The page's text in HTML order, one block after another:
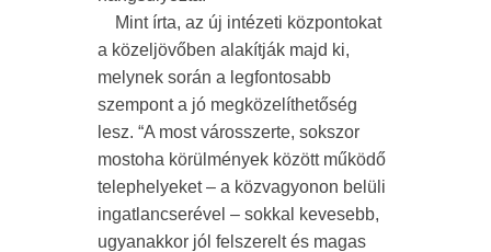
Mint írta, az új intézeti központokat
a közeljövőben alakítják majd ki,
melynek során a legfontosabb
szempont a jó megközelíthetőség
lesz. “A most városszerte, sokszor
mostoha körülmények között működő
telephelyeket – a közvagyonon belüli
ingatlancserével – sokkal kevesebb,
ugyanakkor jól felszerelt és magas